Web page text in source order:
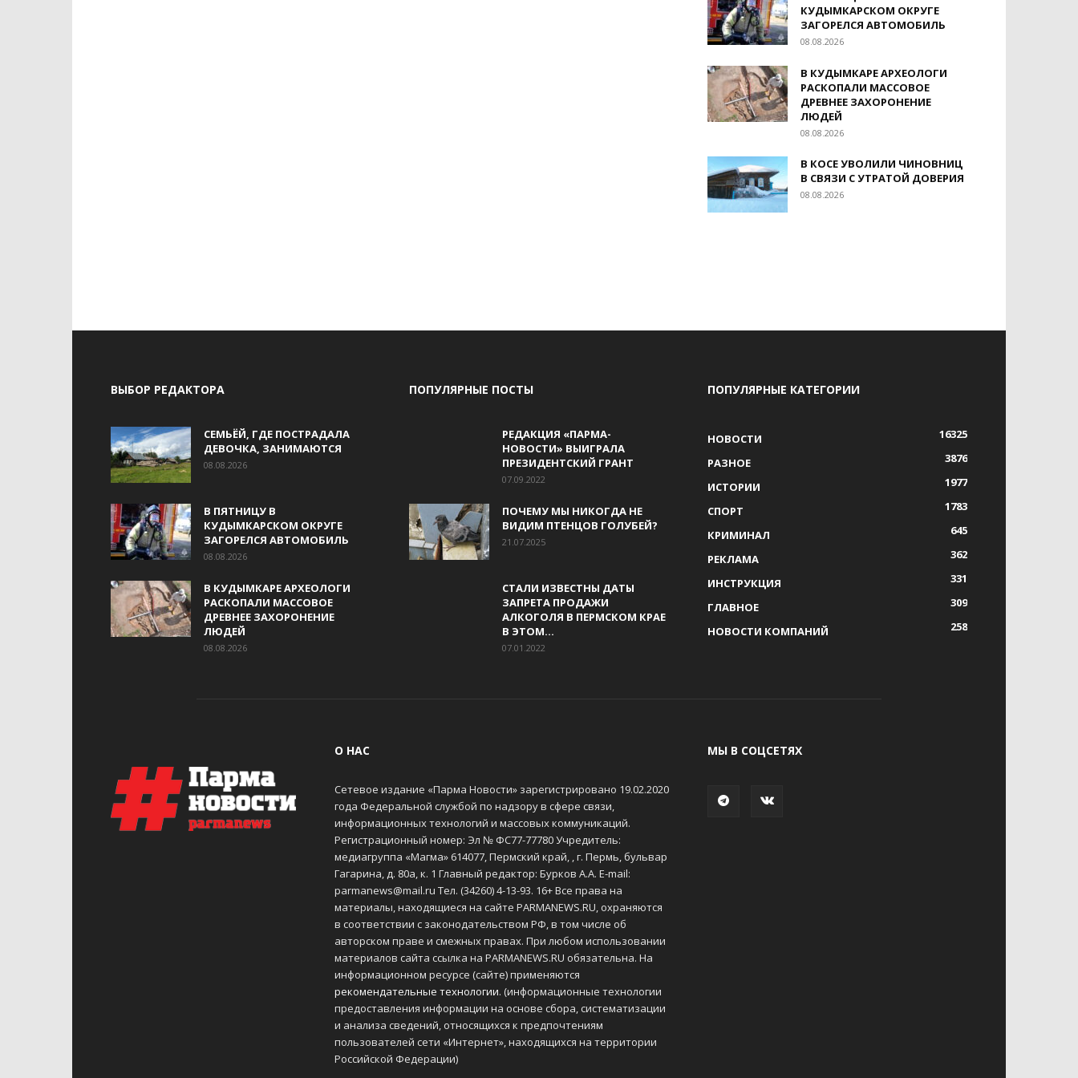
КУДЫМКАРСКОМ ОКРУГЕ
ЗАГОРЕЛСЯ АВТОМОБИЛЬ
08.08.2026
В КУДЫМКАРЕ АРХЕОЛОГИ
РАСКОПАЛИ МАССОВОЕ
ДРЕВНЕЕ ЗАХОРОНЕНИЕ
ЛЮДЕЙ
08.08.2026
В КОСЕ УВОЛИЛИ ЧИНОВНИЦ
В СВЯЗИ С УТРАТОЙ ДОВЕРИЯ
08.08.2026
ВЫБОР РЕДАКТОРА
СЕМЬЁЙ, ГДЕ ПОСТРАДАЛА
ДЕВОЧКА, ЗАНИМАЮТСЯ
08.08.2026
В ПЯТНИЦУ В
КУДЫМКАРСКОМ ОКРУГЕ
ЗАГОРЕЛСЯ АВТОМОБИЛЬ
08.08.2026
В КУДЫМКАРЕ АРХЕОЛОГИ
РАСКОПАЛИ МАССОВОЕ
ДРЕВНЕЕ ЗАХОРОНЕНИЕ
ЛЮДЕЙ
08.08.2026
ПОПУЛЯРНЫЕ ПОСТЫ
РЕДАКЦИЯ «ПАРМА-
НОВОСТИ» ВЫИГРАЛА
ПРЕЗИДЕНТСКИЙ ГРАНТ
07.09.2022
ПОЧЕМУ МЫ НИКОГДА НЕ
ВИДИМ ПТЕНЦОВ ГОЛУБЕЙ?
21.07.2025
СТАЛИ ИЗВЕСТНЫ ДАТЫ
ЗАПРЕТА ПРОДАЖИ
АЛКОГОЛЯ В ПЕРМСКОМ КРАЕ
В ЭТОМ...
07.01.2022
ПОПУЛЯРНЫЕ КАТЕГОРИИ
НОВОСТИ
16325
РАЗНОЕ
3876
ИСТОРИИ
1977
СПОРТ
1783
КРИМИНАЛ
645
РЕКЛАМА
362
ИНСТРУКЦИЯ
331
ГЛАВНОЕ
309
НОВОСТИ КОМПАНИЙ
258
О НАС
Сетевое издание «Парма Новости» зарегистрировано 19.02.2020
года Федеральной службой по надзору в сфере связи,
информационных технологий и массовых коммуникаций.
Регистрационный номер: Эл № ФС77-77780 Учредитель:
медиагруппа «Магма» 614077, Пермский край, , г. Пермь, бульвар
Гагарина, д. 80а, к. 1 Главный редактор: Бурков А.А. E-mail:
parmanews@mail.ru Тел. (34260) 4-13-93. 16+ Все права на
материалы, находящиеся на сайте PARMANEWS.RU, охраняются
в соответствии с законодательством РФ, в том числе об
авторском праве и смежных правах. При любом использовании
материалов сайта ссылка на PARMANEWS.RU обязательна. На
информационном ресурсе (сайте) применяются
рекомендательные технологии. (информационные технологии
предоставления информации на основе сбора, систематизации
и анализа сведений, относящихся к предпочтениям
пользователей сети «Интернет», находящихся на территории
Российской Федерации)
МЫ В СОЦСЕТЯХ